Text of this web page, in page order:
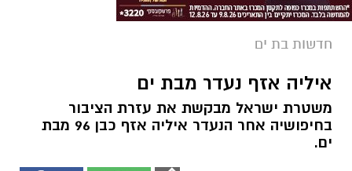
חדשות בת ים
איליה אזף נעדר מבת ים
משטרת ישראל מבקשת את עזרת הציבור
בחיפושיה אחר הנעדר איליה אזף כבן 96 מבת
ים.